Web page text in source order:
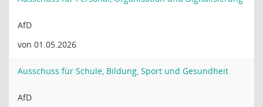
AfD
von 01.05.2026
Ausschuss für Schule, Bildung, Sport und Gesundheit
AfD